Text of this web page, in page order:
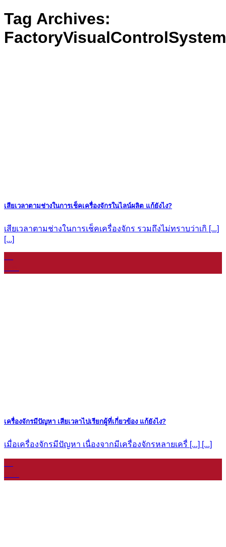
Tag Archives:
FactoryVisualControlSystem
เสียเวลาตามช่างในการเช็คเครื่องจักรในไลน์ผลิต แก้ยังไง?
เสียเวลาตามช่างในการเช็คเครื่องจักร รวมถึงไม่ทราบว่าเกิ [...]
[...]
เครื่องจักรมีปัญหา เสียเวลาไปเรียกผู้ที่เกี่ยวข้อง แก้ยังไง?
เมื่อเครื่องจักรมีปัญหา เนื่องจากมีเครื่องจักรหลายเครื่ [...] [...]